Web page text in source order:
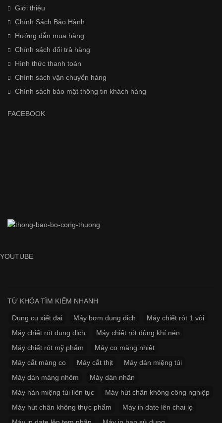
Giới thiệu
Chính Sách Bảo Hành
Hướng dẫn mua hàng
Chính sách đổi trả hàng
Hình thức thanh toán
Chính sách vận chuyển hàng
Chính sách bảo mật thông tin khách hàng
FACEBOOK
YOUTUBE
TỪ KHÓA TÌM KIẾM NHANH
Dụng cụ xiết đai Máy bơm dung dịch
Máy chiết rót 1 vòi
Máy chiết rót dung dịch
Máy chiết rót dùng khí nén
Máy chiết rót mỹ phẩm
Máy co màng nhiệt
Máy cắt màng co
Máy cắt thịt
Máy dán miệng túi
Máy dán màng nhôm
Máy dán nhãn
Máy hàn miệng túi liên tục
Máy hút chân không công nghiệp
Máy hút chân không thực phẩm
Máy in date lên chai lọ